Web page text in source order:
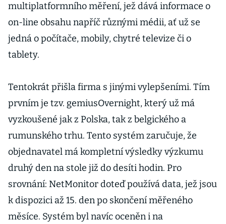
multiplatformního měření, jež dává informace o
on-line obsahu napříč různými médii, ať už se
jedná o počítače, mobily, chytré televize či o
tablety.
Tentokrát přišla firma s jinými vylepšeními. Tím
prvním je tzv. gemiusOvernight, který už má
vyzkoušené jak z Polska, tak z belgického a
rumunského trhu. Tento systém zaručuje, že
objednavatel má kompletní výsledky výzkumu
druhý den na stole již do desíti hodin. Pro
srovnání: NetMonitor doteď používá data, jež jsou
k dispozici až 15. den po skončení měřeného
měsíce. Systém byl navíc oceněn i na